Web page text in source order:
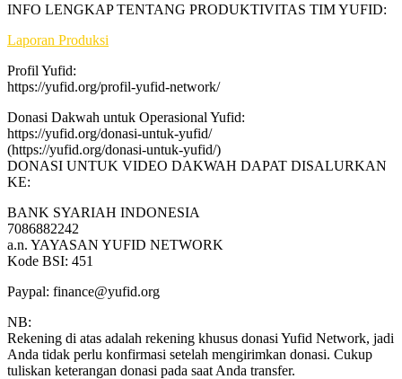
INFO LENGKAP TENTANG PRODUKTIVITAS TIM YUFID:
Laporan Produksi
Profil Yufid:
https://yufid.org/profil-yufid-network/
Donasi Dakwah untuk Operasional Yufid:
https://yufid.org/donasi-untuk-yufid/
(https://yufid.org/donasi-untuk-yufid/)
DONASI UNTUK VIDEO DAKWAH DAPAT DISALURKAN
KE:
BANK SYARIAH INDONESIA
7086882242
a.n. YAYASAN YUFID NETWORK
Kode BSI: 451
Paypal: finance@yufid.org
NB:
Rekening di atas adalah rekening khusus donasi Yufid Network, jadi
Anda tidak perlu konfirmasi setelah mengirimkan donasi. Cukup
tuliskan keterangan donasi pada saat Anda transfer.